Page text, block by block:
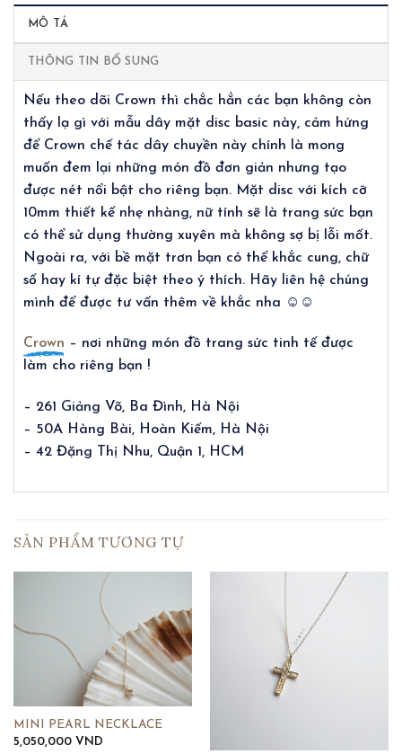
MÔ TẢ
THÔNG TIN BỔ SUNG
Nếu theo dõi Crown thì chắc hẳn các bạn không còn
thấy lạ gì với mẫu dây mặt disc basic này, cảm hứng
để Crown chế tác dây chuyền này chính là mong
muốn đem lại những món đồ đơn giản nhưng tạo
được nét nổi bật cho riêng bạn. Mặt disc với kích cỡ
10mm thiết kế nhẹ nhàng, nữ tính sẽ là trang sức bạn
có thể sử dụng thường xuyên mà không sợ bị lỗi mốt.
Ngoài ra, với bề mặt trơn bạn có thể khắc cung, chữ
số hay kí tự đặc biệt theo ý thích. Hãy liên hệ chúng
mình để được tư vấn thêm về khắc nha ☺☺
Crown – nơi những món đồ trang sức tinh tế được
làm cho riêng bạn !
– 261 Giảng Võ, Ba Đình, Hà Nội
– 50A Hàng Bài, Hoàn Kiếm, Hà Nội
– 42 Đặng Thị Nhu, Quận 1, HCM
SẢN PHẨM TƯƠNG TỰ
MINI PEARL NECKLACE
5,050,000 VND